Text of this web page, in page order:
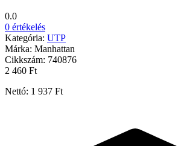
0.0
0 értékelés
Kategória: UTP
Márka: Manhattan
Cikkszám: 740876
2 460 Ft
Nettó: 1 937 Ft